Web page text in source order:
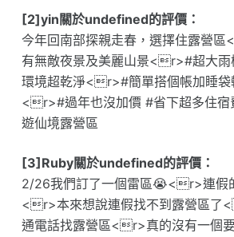
[2]yin關於undefined的評價：
今年回南部探親走春，選擇住露營
有無敵夜景及美麗山景<r>#超大
環境超乾淨<r>#簡單搭個帳加睡袋
<r>#過年也沒加價 #省下超多住
遊仙境露營區
[3]Ruby關於undefined的評價：
2/26我們訂了一個雷區😭<r>連假
<r>本來想說連假找不到露營區了
通電話找露營區<r>真的沒有一個